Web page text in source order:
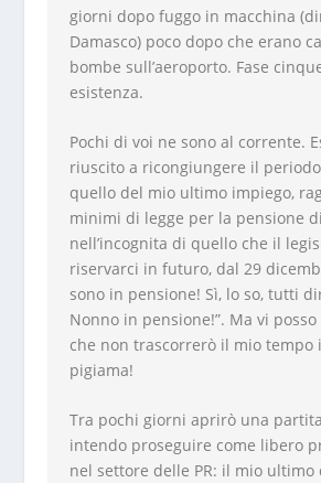
giorni dopo fuggo in macchina
Damasco) poco dopo che erano
bombe sull’aeroporto. Fase
esistenza.
Pochi di voi ne sono al corrente.
riuscito a ricongiungere il
quello del mio ultimo impiego,
minimi di legge per la pensione
nell’incognita di quello che il
riservarci in futuro, dal 29
sono in pensione! Sì, lo so, tutti
Nonno in pensione!”. Ma vi
che non trascorrerò il mio tempo
pigiama!
Tra pochi giorni aprirò una
intendo proseguire come libero
nel settore delle PR: il mio ultimo